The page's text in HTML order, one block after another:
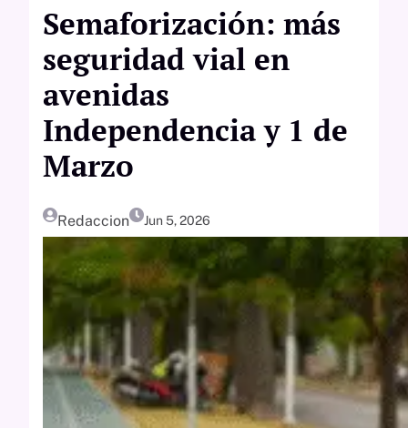
Semaforización: más
seguridad vial en
avenidas
Independencia y 1 de
Marzo
Redaccion Jun 5, 2026